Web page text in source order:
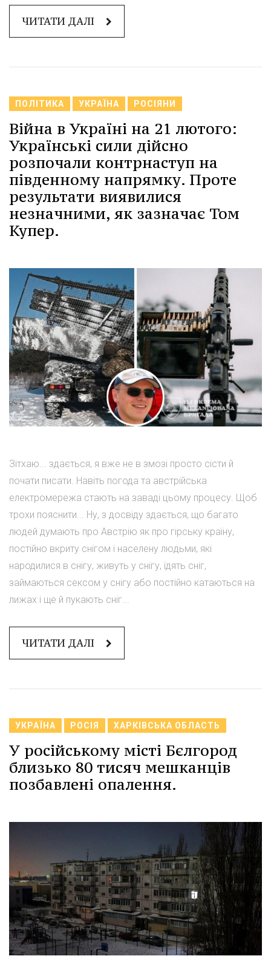
ЧИТАТИ ДАЛІ
ПОЛІТИКА УКРАЇНА РОСІЯНИ
Війна в Україні на 21 лютого:
Українські сили дійсно
розпочали контрнаступ на
південному напрямку. Проте
результати виявилися
незначними, як зазначає Том
Купер.
Зітхаю... здається, я вже не в змозі просто сісти й
почати писати. Навіть погода та австрійська
електромережа стають на заваді цьому процесу. Щоб
трохи пояснити... Ну, з досвіду здається, що багато
людей думають про Австрію як про гірську країну,
постійно вкриту снігом і населену людьми, які
народилися в снігу, живуть у снігу, їдять сніг,
займаються сексом у снігу або постійно катаються на
лижах і ще й пукають сніг...
ЧИТАТИ ДАЛІ
УКРАЇНА РОСІЯ ХАРКІВСЬКА ОБЛАСТЬ
У російському місті Бєлгород
близько 80 тисяч мешканців
позбавлені опалення.